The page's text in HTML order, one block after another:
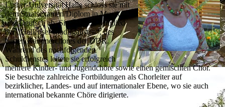
Luther-Universität Halle schloss sie mit
dem Staatsexamen/Diplom in Musik
und Deutsch ab. Sie war u.a. Mitglied
der „Hallenser Madrigalisten“, des
besten Kammerchores der DDR.
Während des nachfolgenden
Schuldienstes leitete sie erfolgreich
mehrere Kinder- und Jugendchöre sowie einen gemischten Chor.
Sie besuchte zahlreiche Fortbildungen als Chorleiter auf
bezirklicher, Landes- und auf internationaler Ebene, wo sie auch
international bekannte Chöre dirigierte.